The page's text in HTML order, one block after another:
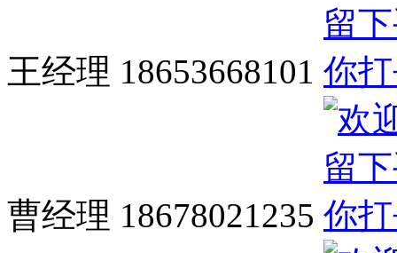
王经理 18653668101
曹经理 18678021235